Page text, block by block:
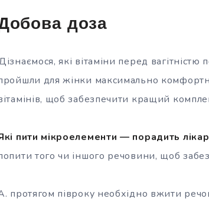
доза
які вітаміни перед
для жінки максимально
щоб забезпечити кращий
пити мікроелементи — порадить лікар
того чи іншого речовини, щоб
протягом півроку необхідно вжити